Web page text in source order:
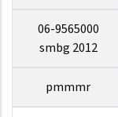
06-9565000
smbg 2012
pmmmr